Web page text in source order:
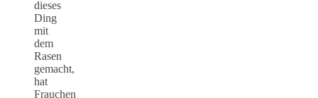
dieses
Ding
mit
dem
Rasen
gemacht,
hat
Frauchen